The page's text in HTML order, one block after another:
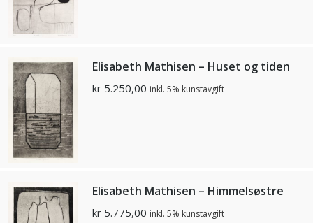
Elisabeth Mathisen – Huset og tiden
kr 5.250,00 inkl. 5% kunstavgift
Elisabeth Mathisen – Himmelsøstre
kr 5.775,00 inkl. 5% kunstavgift